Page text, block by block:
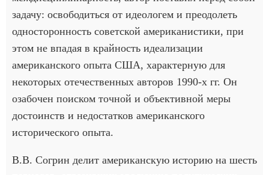
задачу: освободиться от идеологем и преодолеть
односторонность советской американистики, при
этом не впадая в крайность идеализации
американского опыта США, характерную для
некоторых отечественных авторов 1990-х гг. Он
озабочен поиском точной и объективной меры
достоинств и недостатков американского
исторического опыта.
В.В. Согрин делит американскую историю на шесть